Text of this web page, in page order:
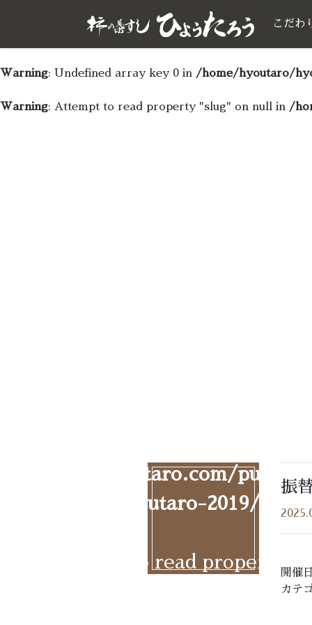
こだわ
Warning: Undefined array key 0 in /home/hyoutaro/
Warning: Attempt to read property "slug" on null in /
hyoutaro.com/
themes/hyoutaro-2019/
: Attempt to read property
hyoutaro.com/
振
開催
カテ